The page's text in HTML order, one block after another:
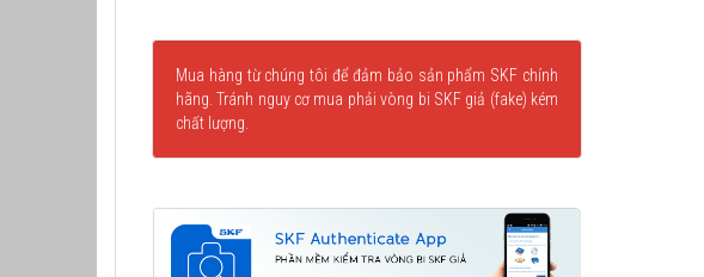
Mua hàng từ chúng tôi để đảm bảo sản phẩm SKF chính
hãng. Tránh nguy cơ mua phải vòng bi SKF giả (fake) kém
chất lượng.